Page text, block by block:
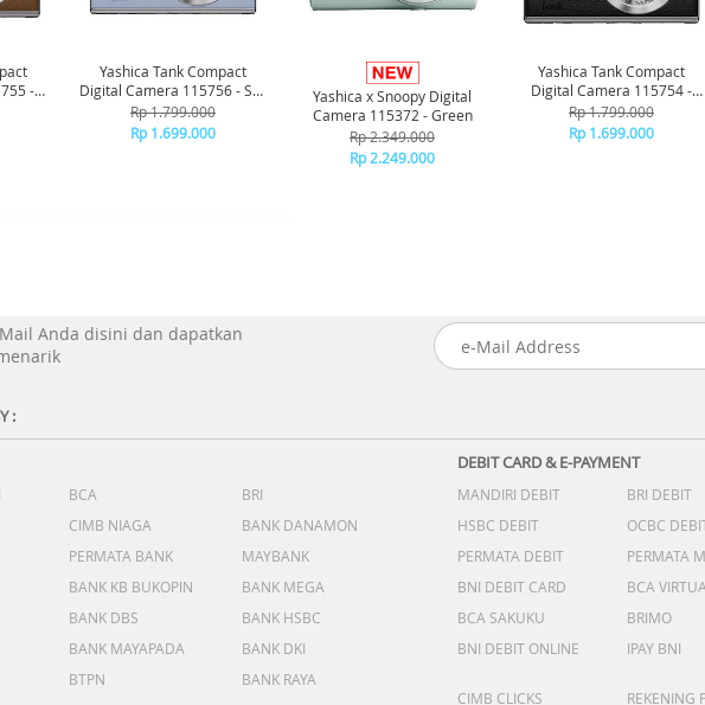
-
Yashica Tank Compact
Digital Camera 115756 - Sky
Blue
Rp 1.799.000
Rp 1.699.000
Yashica x Snoopy Digital
Camera 115372 - Green
Rp 2.349.000
Rp 2.249.000
Yashica Tank Compact
Digital Camera 115754 -
Black
Rp 1.799.000
Rp 1.699.000
Anda disini dan dapatkan
:
BCA
BRI
CIMB NIAGA
BANK DANAMON
PERMATA BANK
MAYBANK
BANK KB BUKOPIN
BANK MEGA
BANK DBS
BANK HSBC
BANK MAYAPADA
BANK DKI
BTPN BANK RAYA
DEBIT CARD & E-PAYMENT
MANDIRI DEBIT BRI DEBIT
HSBC DEBIT
OCBC
PERMATA DEBIT
PERMATA
BNI DEBIT CARD
BCA
BCA SAKUKU
BRIMO
BNI DEBIT ONLINE
IPAY BNI
CIMB CLICKS
REKENING